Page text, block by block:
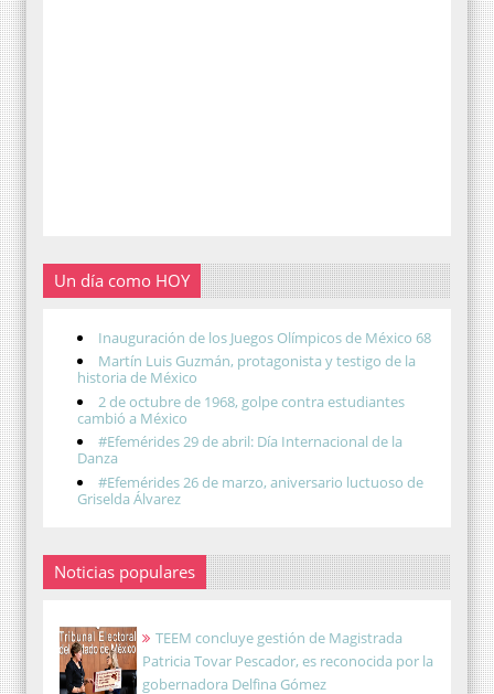
Un día como HOY
Inauguración de los Juegos Olímpicos de México 68
Martín Luis Guzmán, protagonista y testigo de la
historia de México
2 de octubre de 1968, golpe contra estudiantes
cambió a México
#Efemérides 29 de abril: Día Internacional de la
Danza
#Efemérides 26 de marzo, aniversario luctuoso de
Griselda Álvarez
Noticias populares
TEEM concluye gestión de Magistrada
Patricia Tovar Pescador, es reconocida por la
gobernadora Delfina Gómez